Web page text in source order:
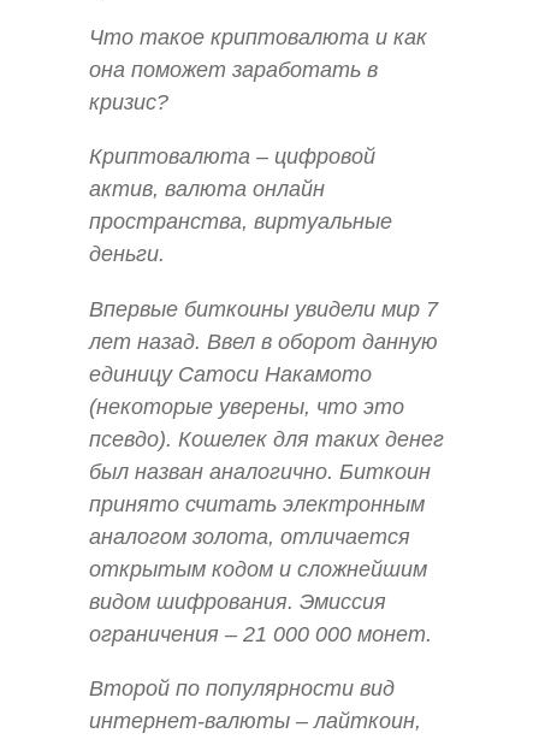
Что такое криптовалюта и как
она поможет заработать в
кризис?
Криптовалюта – цифровой
актив, валюта онлайн
пространства, виртуальные
деньги.
Впервые биткоины увидели мир 7
лет назад. Ввел в оборот данную
единицу Сатоси Накамото
(некоторые уверены, что это
псевдо). Кошелек для таких денег
был назван аналогично. Биткоин
принято считать электронным
аналогом золота, отличается
открытым кодом и сложнейшим
видом шифрования. Эмиссия
ограничения – 21 000 000 монет.
Второй по популярности вид
интернет-валюты – лайткоин,